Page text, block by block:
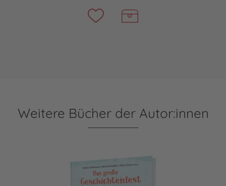
Weitere Bücher der Autor:innen